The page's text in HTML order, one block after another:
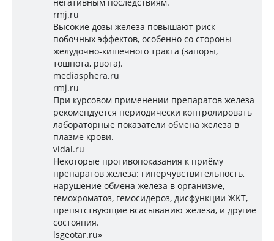
rmj.ru
Высокие дозы железа повышают риск
побочных эффектов, особенно со стороны
желудочно-кишечного тракта (запоры,
тошнота, рвота).
mediasphera.ru
rmj.ru
При курсовом применении препаратов железа
рекомендуется периодически контролировать
лабораторные показатели обмена железа в
плазме крови.
vidal.ru
Некоторые противопоказания к приёму
препаратов железа: гиперчувствительность,
нарушение обмена железа в организме,
гемохроматоз, гемосидероз, дисфункции ЖКТ,
препятствующие всасыванию железа, и другие
состояния.
lsgeotar.ru»